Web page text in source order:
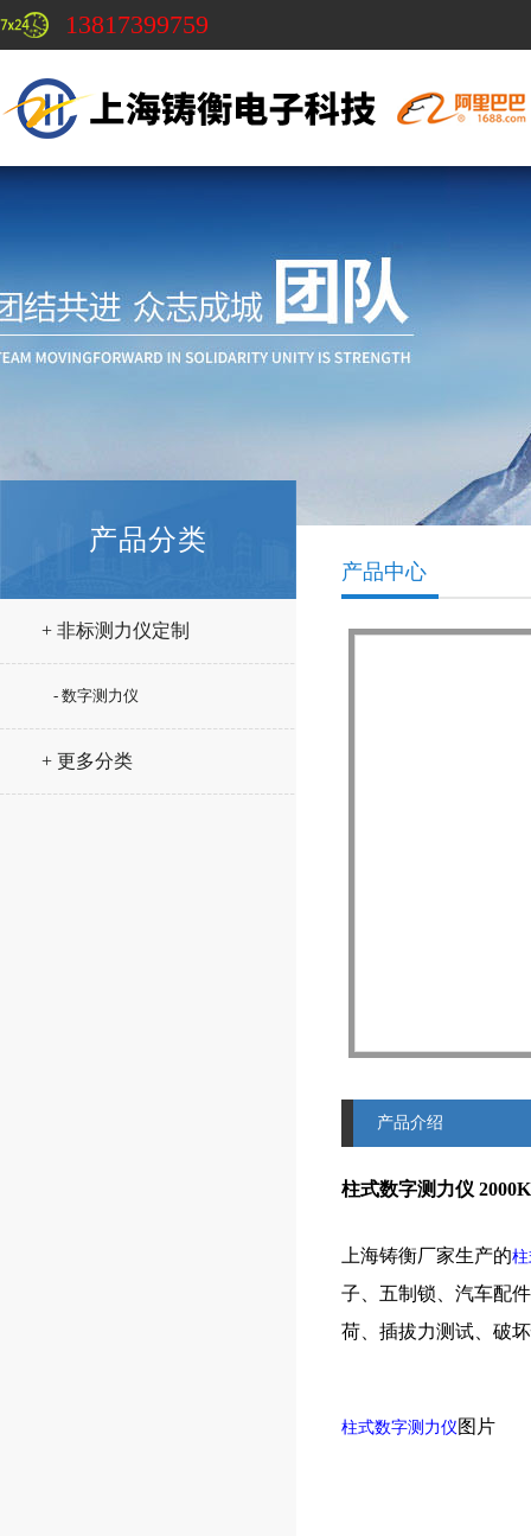
13817399759
产品分类
+ 非标测力仪定制
- 数字测力仪
+ 更多分类
产品中心
产品介绍
柱式数字测力仪
上海铸衡厂家生产的
子、五制锁、汽车配
荷、插拔力测试、破
柱式数字测力仪 图片